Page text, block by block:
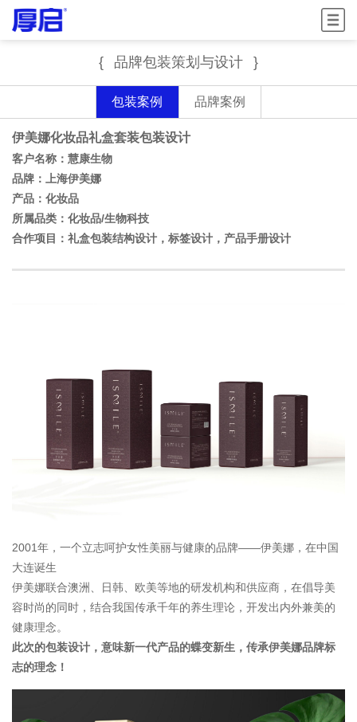
{ 品牌包装策划与设计 }
包装案例 品牌案例
伊美娜化妆品礼盒套装包装设计
客户名称：慧康生物
品牌：上海伊美娜
产品：化妆品
所属品类： 化妆品/生物科技
合作项目：礼盒包装结构设计，标签设计，产品手册设计
2001年，一个立志呵护女性美丽与健康的品牌——伊美娜，在中国
大连诞生
伊美娜联合澳洲、日韩、欧美等地的研发机构和供应商，在倡导美
容时尚的同时，结合我国传承千年的养生理论，开发出内外兼美的
健康理念。
此次的包装设计，意味新一代产品的蝶变新生，传承伊美娜品牌标
志的理念！